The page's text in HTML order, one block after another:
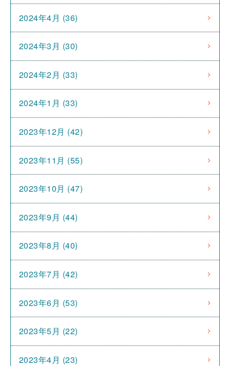
2024年4月 (36)
2024年3月 (30)
2024年2月 (33)
2024年1月 (33)
2023年12月 (42)
2023年11月 (55)
2023年10月 (47)
2023年9月 (44)
2023年8月 (40)
2023年7月 (42)
2023年6月 (53)
2023年5月 (22)
2023年4月 (23)